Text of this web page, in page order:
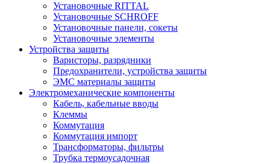
Установочные RITTAL
Установочные SCHROFF
Установочные панели, сокеты
Установочные элементы
Устройства защиты
Варисторы, разрядники
Предохранители, устройства защиты
ЭМС материалы защиты
Электромеханические компоненты
Кабель, кабельные вводы
Клеммы
Коммутация
Коммутация импорт
Трансформаторы, фильтры
Трубка термоусадочная